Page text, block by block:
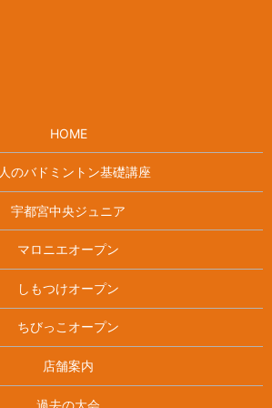
HOME
のバドミントン基礎講座
宇都宮中央ジュニア
マロニエオープン
しもつけオープン
ちびっこオープン
店舗案内
過去の大会